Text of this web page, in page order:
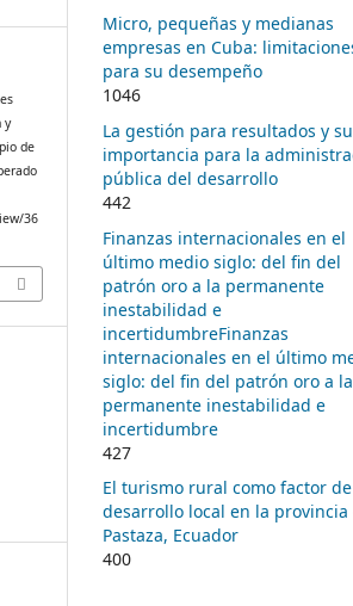
y
de
36
Micro, pequeñas y medianas
empresas en Cuba:
para su desempeño
1046
La gestión para resultados y su
importancia para la
pública del desarrollo
442
Finanzas internacionales en el
último medio siglo: del fin del
patrón oro a la permanente
inestabilidad e
incertidumbreFinanzas
internacionales en el último
siglo: del fin del patrón oro a la
permanente inestabilidad e
incertidumbre
427
El turismo rural como factor de
desarrollo local en la provincia
Pastaza, Ecuador
400